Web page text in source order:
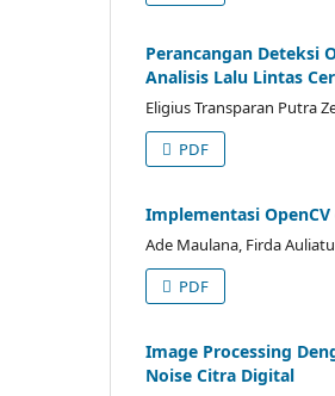
Perancangan Deteksi
Analisis Lalu Lintas
Eligius Transparan Putra
PDF
Implementasi
Ade Maulana, Firda
PDF
Image Processing
Noise Citra Digital